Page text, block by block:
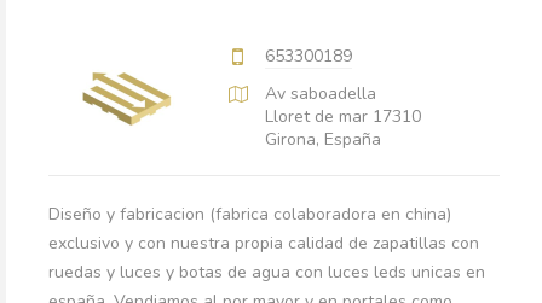
653300189
Av saboadella
Lloret de mar 17310
Girona, España
Diseño y fabricacion (fabrica colaboradora en china)
exclusivo y con nuestra propia calidad de zapatillas con
ruedas y luces y botas de agua con luces leds unicas en